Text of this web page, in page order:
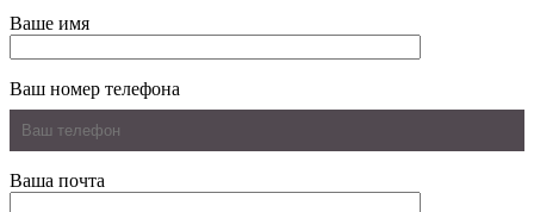
Ваше имя
Ваш номер телефона
Ваша почта